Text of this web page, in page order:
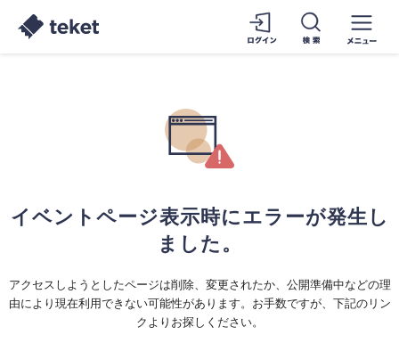
イベントページ表示時にエラーが発生し
ました。
アクセスしようとしたページは削除、変更されたか、公開準備中などの理
由により現在利用できない可能性があります。お手数ですが、下記のリン
クよりお探しください。